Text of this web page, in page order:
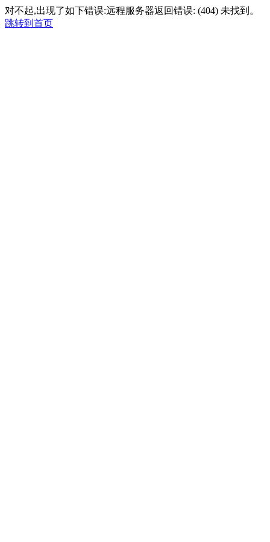
对不起,出现了如下错误:远程服务器返回错误: (404) 未找到。
跳转到首页